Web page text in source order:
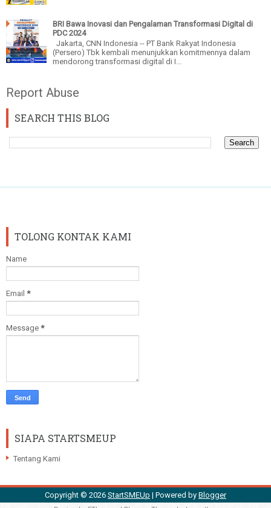
BRI Bawa Inovasi dan Pengalaman Transformasi Digital di
PDC 2024
Jakarta, CNN Indonesia -- PT Bank Rakyat Indonesia
(Persero) Tbk kembali menunjukkan komitmennya dalam
mendorong transformasi digital di I...
Report Abuse
SEARCH THIS BLOG
TOLONG KONTAK KAMI
Name
Email *
Message *
SIAPA STARTSMEUP
Tentang Kami
Copyright © 2026 StartSMEUp | Powered by Blogger